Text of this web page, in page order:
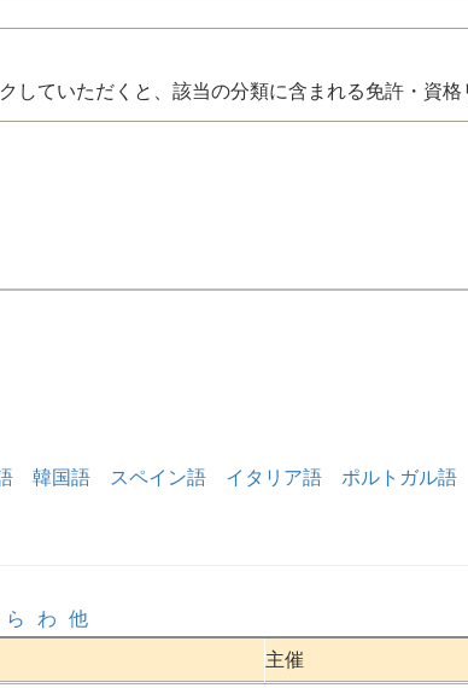
していただくと、該当の分類に含まれる免許・資格
韓国語 スペイン語 イタリア語 ポルトガル語
ら わ
他
主催